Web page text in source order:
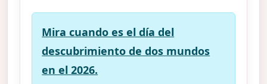
Mira cuando es el día del
descubrimiento de dos mundos
en el 2026.